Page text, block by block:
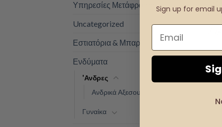
Υπηρεσίες Μετάφρασης
Uncategorized
Εστιατόρια & Μπαρ
Ενδύματα
'Ανδρες
Ανδρικά Αξεσουάρ
Γυναίκα
+
Sign up for email